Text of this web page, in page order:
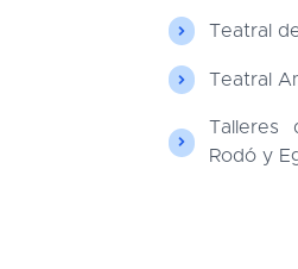
Teatral
Teatral
Talleres
Rodó y